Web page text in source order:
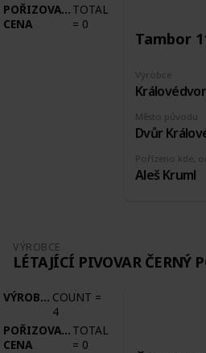
POŘIZOVACÍ
CENA
TOTAL
= 0
Tambor
Výrobce
Pořízeno kde,
Aleš Kruml
Město původu
VÝROBCE
LÉTAJÍCÍ PIVOVAR ČERNÝ
VÝROBCE COUNT =
4
POŘIZOVACÍ
CENA
TOTAL
= 0